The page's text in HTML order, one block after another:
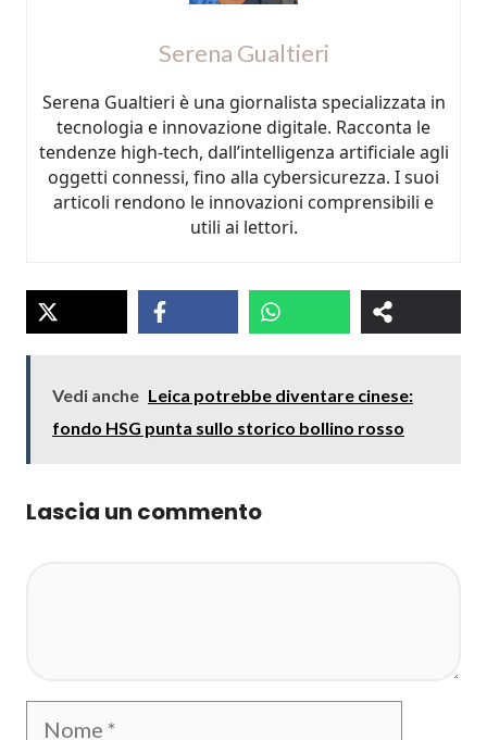
Serena Gualtieri
Serena Gualtieri è una giornalista specializzata in
tecnologia e innovazione digitale. Racconta le
tendenze high-tech, dall’intelligenza artificiale agli
oggetti connessi, fino alla cybersicurezza. I suoi
articoli rendono le innovazioni comprensibili e
utili ai lettori.
Vedi anche Leica potrebbe diventare cinese:
fondo HSG punta sullo storico bollino rosso
Lascia un commento